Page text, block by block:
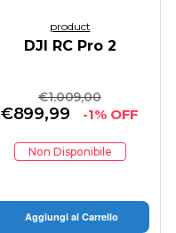
product
DJI RC Pro 2
€1.009,00
€899,99 -1% OFF
Non Disponibile
Aggiungi al Carrello